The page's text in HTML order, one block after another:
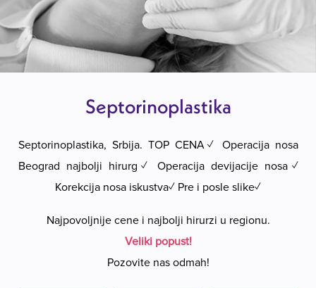
Septorinoplastika
Septorinoplastika, Srbija. TOP CENA✓ Operacija nosa
Beograd najbolji hirurg✓ Operacija devijacije nosa✓
Korekcija nosa iskustva✓ Pre i posle slike✓
Najpovoljnije cene i najbolji hirurzi u regionu.
Veliki popust!
Pozovite nas odmah!